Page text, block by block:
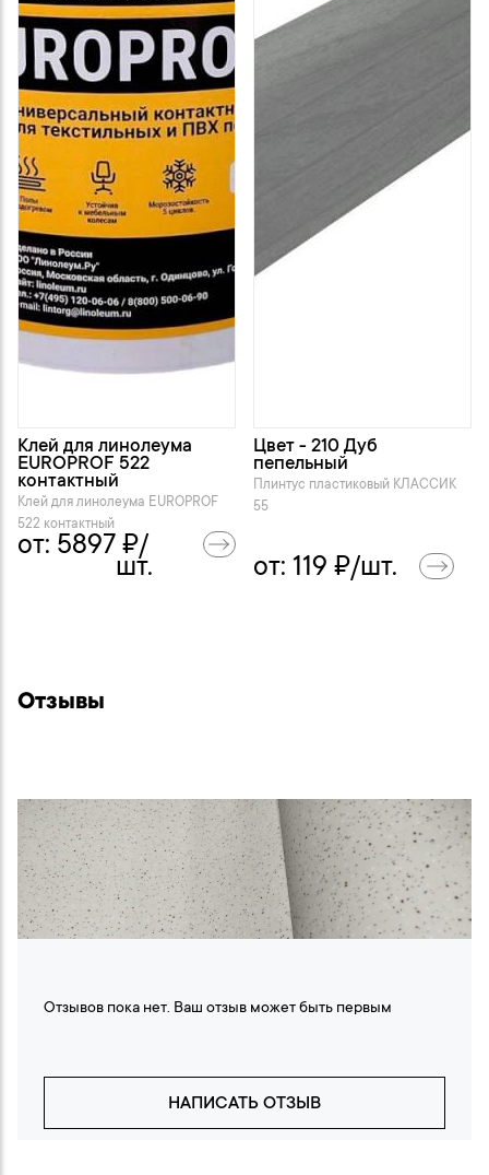
Клей для линолеума
EUROPROF 522
контактный
Клей для линолеума EUROPROF
522 контактный
от: 5897 ₽/
шт.
Цвет - 210 Дуб
пепельный
Плинтус пластиковый KЛАССИК
55
от: 119 ₽/шт.
Отзывы
Отзывов пока нет. Ваш отзыв может быть первым
НАПИСАТЬ ОТЗЫВ